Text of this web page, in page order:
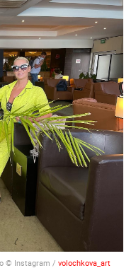
© Instagram / volochkova_art